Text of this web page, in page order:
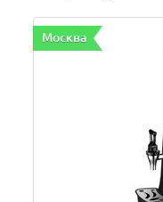
Москва